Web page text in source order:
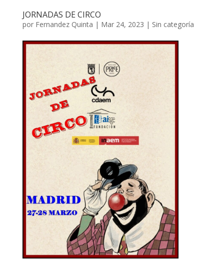
JORNADAS DE CIRCO
por Fernandez Quinta | Mar 24, 2023 | Sin categoría